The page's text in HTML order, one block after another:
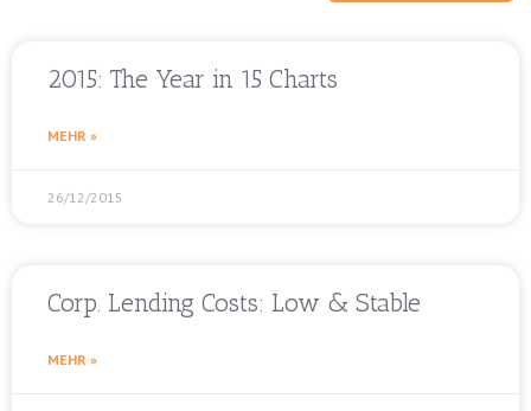
2015: The Year in 15 Charts
MEHR »
26/12/2015
Corp. Lending Costs: Low & Stable
MEHR »